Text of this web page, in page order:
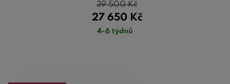
27 650 Kč
39 500Kč
4-6 týdnů